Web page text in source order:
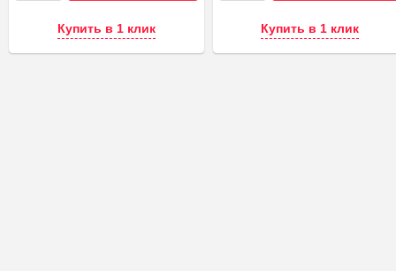
Купить в 1 клик Купить в 1 клик